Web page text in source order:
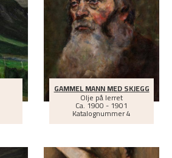
GAMMEL MANN MED SKJEGG
Olje på lerret
Ca.1900 - 1901
Katalognummer 4